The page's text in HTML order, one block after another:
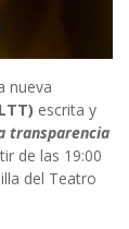
nueva
escrita y
transparencia
de las 19:00
del Teatro